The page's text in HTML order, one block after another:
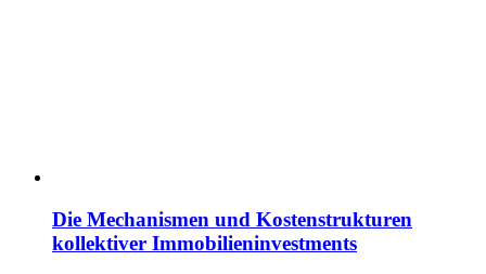
Die Mechanismen und Kostenstrukturen
kollektiver Immobilieninvestments